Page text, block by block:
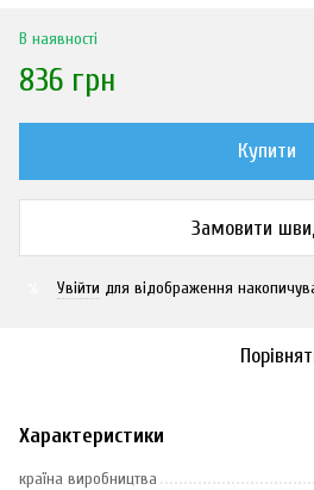
В наявності
836 грн
Купити
Замовити
Увійти для відображення
Характеристики
країна виробництва